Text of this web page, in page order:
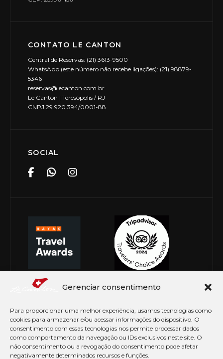
Gerenciar consentimento
Para proporcionar uma melhor experiência, usamos tecnologias como
cookies para armazenar e/ou acessar informações do dispositivo. O
consentimento com essas tecnologias nos permite processar dados
como comportamento da navegação ou IDs exclusivos neste site. O
não consentimento ou a revogação do consentimento pode afetar
negativamente determinados recursos e funções.
CONTATO LE CANTON
Central de Reservas: (21) 3613-9500
WhatsApp (este número não recebe ligações): (21) 98879-
5346
reservas@lecanton.com.br
Le Canton | Teresópolis / RJ
CNPJ 29.920.394/0001-88
SOCIAL
© Copyright 2026 Le Canton. Todos os direitos